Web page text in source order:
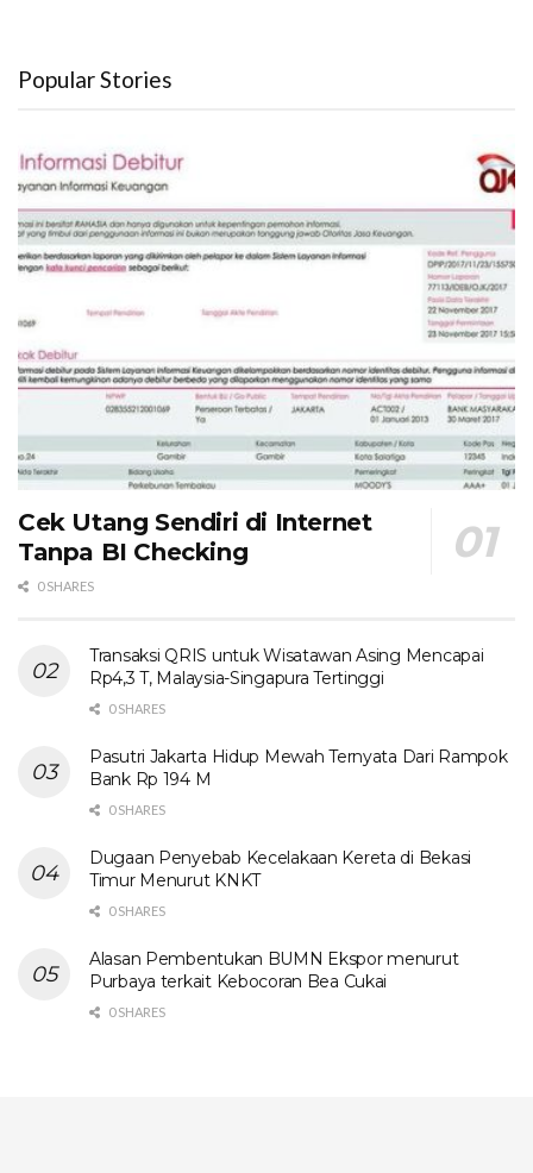
Popular Stories
Cek Utang Sendiri di Internet
Tanpa BI Checking
0 SHARES
Transaksi QRIS untuk Wisatawan Asing Mencapai
Rp4,3 T, Malaysia-Singapura Tertinggi
0 SHARES
Pasutri Jakarta Hidup Mewah Ternyata Dari Rampok
Bank Rp 194 M
0 SHARES
Dugaan Penyebab Kecelakaan Kereta di Bekasi
Timur Menurut KNKT
0 SHARES
Alasan Pembentukan BUMN Ekspor menurut
Purbaya terkait Kebocoran Bea Cukai
0 SHARES